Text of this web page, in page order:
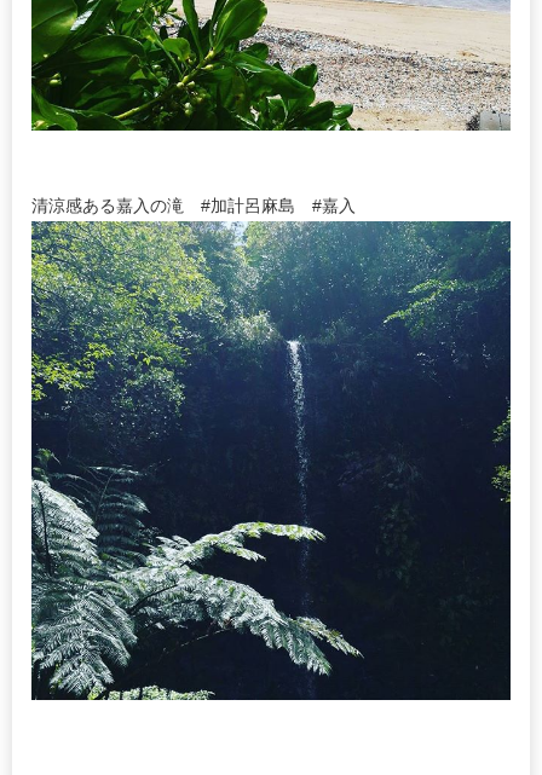
清涼感ある嘉入の滝 #加計呂麻島 #嘉入